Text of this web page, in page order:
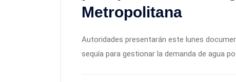
Metropolitana
Autoridades presentarán este lunes
sequía para gestionar la demanda de agua